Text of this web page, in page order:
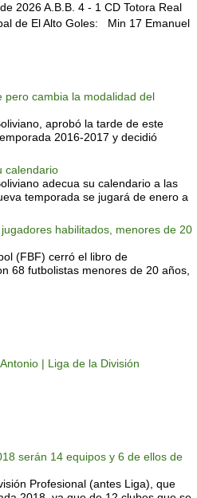
2026 A.B.B. 4 - 1 CD Totora Real
de El Alto Goles: Min 17 Emanuel
pero cambia la modalidad del
aprobó la tarde de este
2016-2017 y decidió
calendario
adecua su calendario a las
temporada se jugará de enero a
habilitados, menores de 20
(FBF) cerró el libro de
68 futbolistas menores de 20 años,
| Liga de la División
serán 14 equipos y 6 de ellos de
Profesional (antes Liga), que